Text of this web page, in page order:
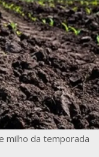
milho da temporada